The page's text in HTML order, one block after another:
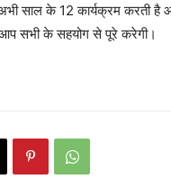
साल के 12 कार्यक्रम करती
सभी के सहयोग से पूरे करेगी।